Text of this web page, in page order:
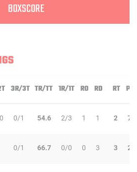
BOXSCORE
3R/3T TR/TT 1R/1T RO RD RT PD
0/1 54.6 2/3 1 1 2 7
0/1 66.7 0/0 0 3 3 2